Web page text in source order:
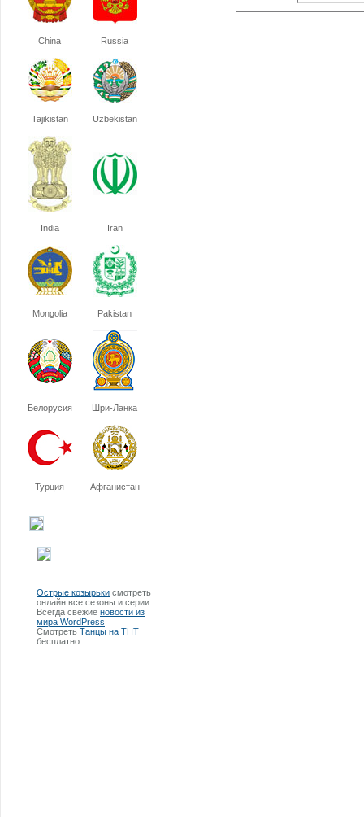
China Russia
Tajikistan Uzbekistan
India Iran
Mongolia Pakistan
Белорусия Шри-Ланка
Турция Афганистан
Острые козырьки смотреть
онлайн все сезоны и серии.
Всегда свежие новости из
мира WordPress
Смотреть Танцы на ТНТ
бесплатно